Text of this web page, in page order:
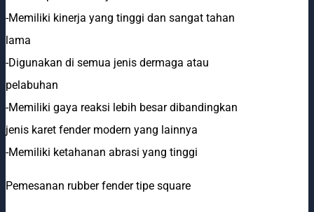
-Memiliki kinerja yang tinggi dan sangat tahan
lama
-Digunakan di semua jenis dermaga atau
pelabuhan
-Memiliki gaya reaksi lebih besar dibandingkan
jenis karet fender modern yang lainnya
-Memiliki ketahanan abrasi yang tinggi
Pemesanan rubber fender tipe square